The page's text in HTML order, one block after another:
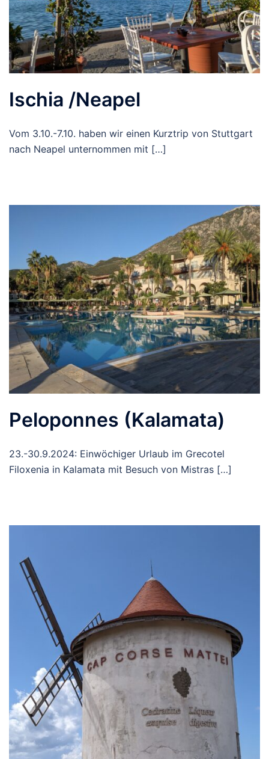
Ischia /Neapel
Vom 3.10.-7.10. haben wir einen Kurztrip von Stuttgart
nach Neapel unternommen mit […]
Peloponnes (Kalamata)
23.-30.9.2024: Einwöchiger Urlaub im Grecotel
Filoxenia in Kalamata mit Besuch von Mistras […]